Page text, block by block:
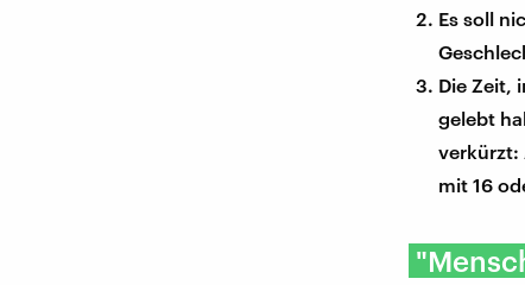
Es soll
Die Zeit,
gelebt
verkürzt:
mit 16